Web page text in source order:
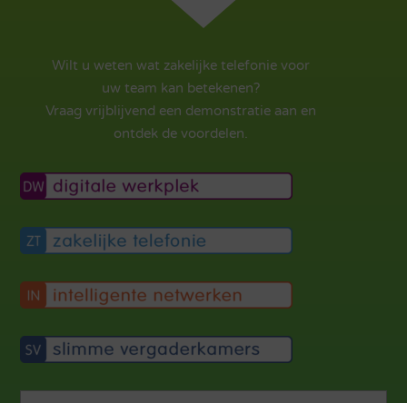
Wilt u weten wat zakelijke telefonie voor
uw team kan betekenen?
Vraag vrijblijvend een demonstratie aan en
ontdek de voordelen.